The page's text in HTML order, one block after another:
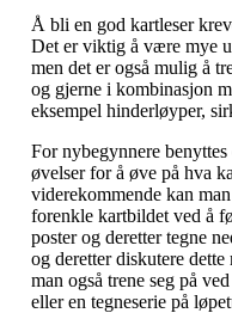
Å bli en god kartleser
Det er viktig å være mye
men det er også mulig å
og gjerne i kombinasjon
eksempel hinderløyper,
For nybegynnere
øvelser for å øve på hva
viderekommende kan
forenkle kartbildet ved å
poster og deretter tegne
og deretter diskutere
man også trene seg på
eller en tegneserie på